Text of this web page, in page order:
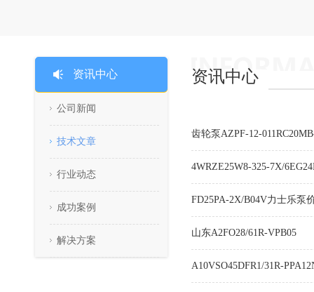
资讯中心
公司新闻
技术文章
行业动态
成功案例
解决方案
资讯中心
齿轮泵AZPF-12-
4WRZE25W8-325-7X/
FD25PA-2X/B04V力士乐泵
山东A2FO28/61R-VPB05
A10VSO45DFR1/31R-